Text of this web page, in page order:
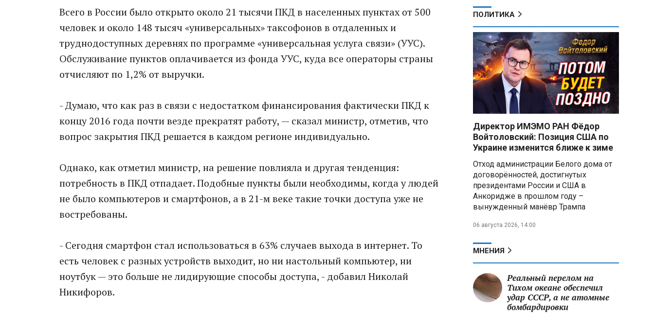
Всего в России было открыто около 21 тысячи ПКД в населенных пунктах от 500
человек и около 148 тысяч «универсальных» таксофонов в отдаленных и
труднодоступных деревнях по программе «универсальная услуга связи» (УУС).
Обслуживание пунктов оплачивается из фонда УУС, куда все операторы страны
отчисляют по 1,2% от выручки.
- Думаю, что как раз в связи с недостатком финансирования фактически ПКД к
концу 2016 года почти везде прекратят работу, — сказал министр, отметив, что
вопрос закрытия ПКД решается в каждом регионе индивидуально.
Однако, как отметил министр, на решение повлияла и другая тенденция:
потребность в ПКД отпадает. Подобные пункты были необходимы, когда у людей
не было компьютеров и смартфонов, а в 21-м веке такие точки доступа уже не
востребованы.
- Сегодня смартфон стал использоваться в 63% случаев выхода в интернет. То
есть человек с разных устройств выходит, но ни настольный компьютер, ни
ноутбук — это больше не лидирующие способы доступа, - добавил Николай
Никифоров.
ПОЛИТИКА
Директор ИМЭМО РАН Фёдор
Войтоловский: Позиция США по
Украине изменится ближе к зиме
Отход администрации Белого дома от
договорённостей, достигнутых
президентами России и США в
Анкоридже в прошлом году –
вынужденный манёвр Трампа
06 августа 2026, 14:00
МНЕНИЯ
Реальный перелом на
Тихом океане обеспечил
удар СССР, а не атомные
бомбардировки